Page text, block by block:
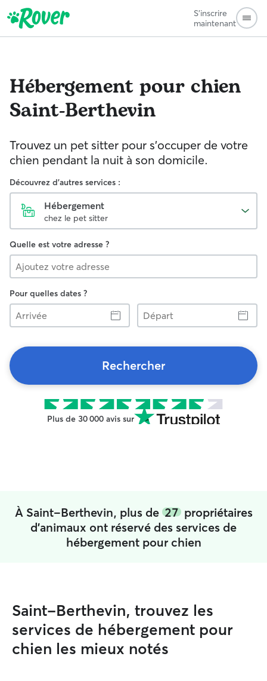
S'inscrire
maintenant
Hébergement pour chien
Saint-Berthevin
Trouvez un pet sitter pour s'occuper de votre
chien pendant la nuit à son domicile.
Découvrez d'autres services :
Hébergement
chez le pet sitter
Quelle est votre adresse ?
Pour quelles dates ?
Arrivée
Départ
Rechercher
Plus de 30 000 avis sur
À Saint-Berthevin, plus de 27propriétaires
d'animaux ont réservé des services de
hébergement pour chien
Saint-Berthevin, trouvez les
services de hébergement pour
chien les mieux notés